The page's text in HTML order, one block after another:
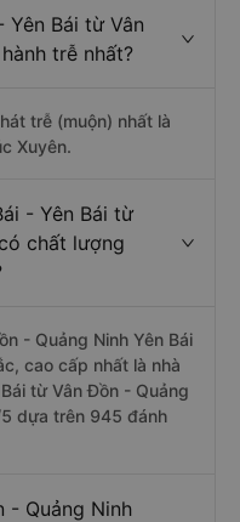
Yên Bái từ Vân
trễ nhất?
trễ (muộn) nhất là
Xuyên.
- Yên Bái từ
chất lượng
- Quảng Ninh Yên Bái
cao cấp nhất là nhà
từ Vân Đồn - Quảng
dựa trên 945 đánh
- Quảng Ninh